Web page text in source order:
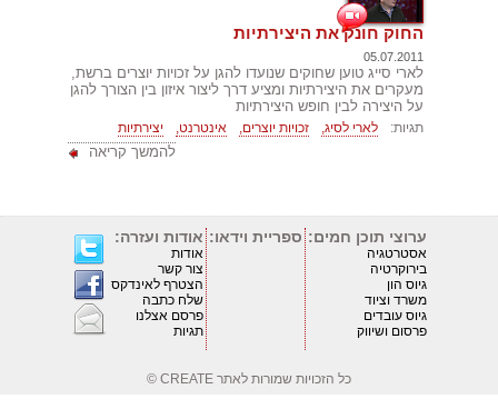
החוק חונק את היצירתיות
05.07.2011
לארי סייג טוען שחוקים שנועדו להגן על זכויות יוצרים ברשת,
מעקרים את היצירתיות ומציע דרך ליצור איזון בין הצורך להגן
על היצירה לבין חופש היצירתיות
תגיות: לארי לסיג, זכויות יוצרים, אינטרנט, יצירתיות
להמשך קריאה
ערוצי תוכן חמים:
אסטרטגיה
בירוקרטיה
גיוס הון
משרד וציוד
גיוס עובדים
פרסום ושיווק
ספריית וידאו: אודות ועזרה:
אודות
צור קשר
הצטרף לאינדקס
שלח כתבה
פרסם אצלנו
תגיות
כל הזכויות שמורות לאתר CREATE ©